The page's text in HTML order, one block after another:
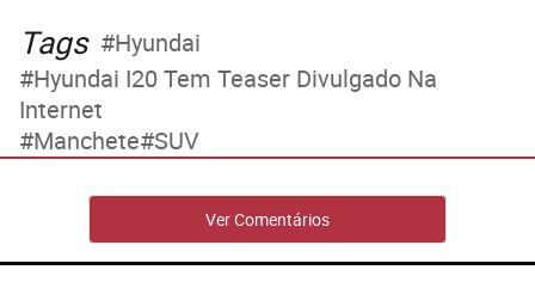
Tags
Hyundai
Hyundai I20 Tem Teaser Divulgado Na
Internet
Manchete SUV
Ver Comentários